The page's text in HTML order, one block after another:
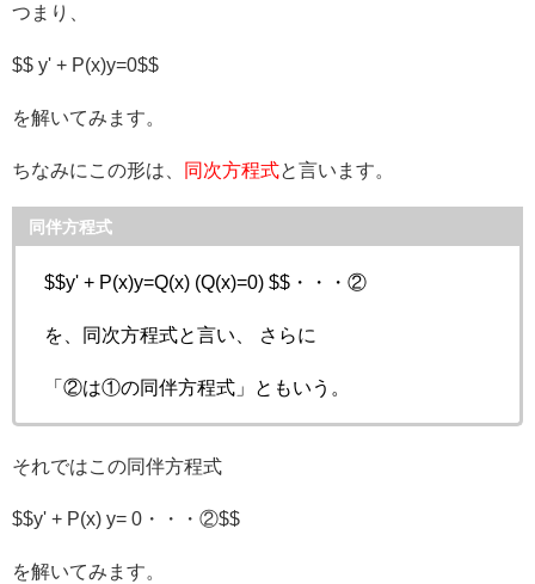
つまり、
$$ y' + P(x)y=0$$
を解いてみます。
ちなみにこの形は、 同次方程式と言います。
同伴方程式
$$y' + P(x)y=Q(x) (Q(x)=0) $$・・・②
を、同次方程式と言い、 さらに
「②は①の同伴方程式」ともいう。
それではこの同伴方程式
$$y' + P(x) y= 0・・・②$$
を解いてみます。